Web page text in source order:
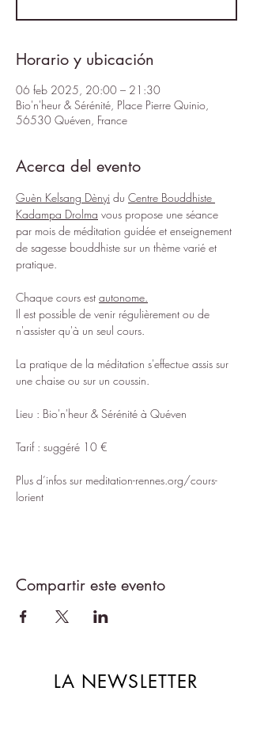
Horario y ubicación
06 feb 2025, 20:00 – 21:30
Bio'n'heur & Sérénité, Place Pierre Quinio,
56530 Quéven, France
Acerca del evento
Guèn Kelsang Dènyi du Centre Bouddhiste
Kadampa Drolma vous propose une séance
par mois de méditation guidée et enseignement
de sagesse bouddhiste sur un thème varié et
pratique.
Chaque cours est autonome.
Il est possible de venir régulièrement ou de
n'assister qu'à un seul cours.
La pratique de la méditation s'effectue assis sur
une chaise ou sur un coussin.
Lieu : Bio'n'heur & Sérénité à Quéven
Tarif : suggéré 10 €
Plus d’infos sur meditation-rennes.org/cours-
lorient
Compartir este evento
LA NEWSLETTER